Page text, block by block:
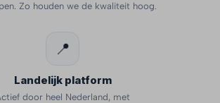
Zo houden we de kwaliteit hoog.
📍
Landelijk platform
door heel Nederland, met